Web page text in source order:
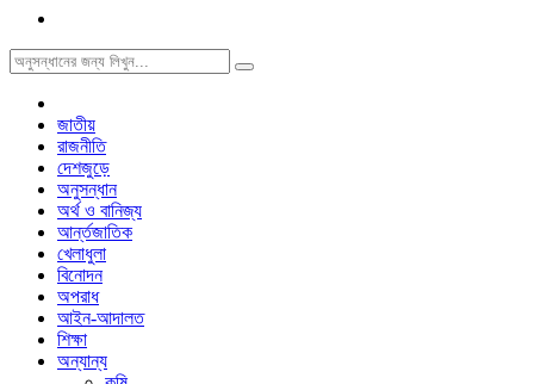
জাতীয়
রাজনীতি
দেশজুড়ে
অনুসন্ধান
অর্থ ও বানিজ্য
আর্ন্তজাতিক
খেলাধুলা
বিনোদন
অপরাধ
আইন-আদালত
শিক্ষা
অন্যান্য